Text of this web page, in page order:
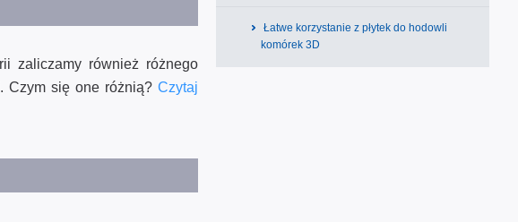
zaliczamy również różnego
Czym się one różnią? Czytaj
Łatwe korzystanie z płytek do hodowli
komórek 3D